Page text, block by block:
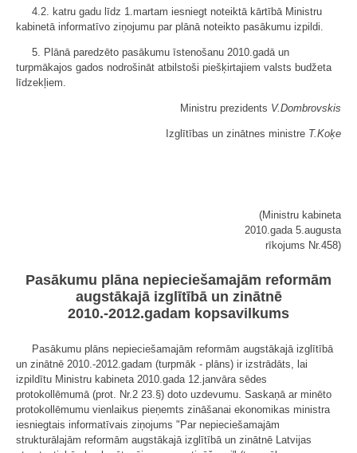
4.2. katru gadu līdz 1.martam iesniegt noteiktā kārtībā Ministru
kabinetā informatīvo ziņojumu par plānā noteikto pasākumu izpildi.
5. Plānā paredzēto pasākumu īstenošanu 2010.gadā un
turpmākajos gados nodrošināt atbilstoši piešķirtajiem valsts budžeta
līdzekļiem.
Ministru prezidents V.Dombrovskis
Izglītības un zinātnes ministre T.Koķe
(Ministru kabineta
2010.gada 5.augusta
rīkojums Nr.458)
Pasākumu plāna nepieciešamajām reformām
augstākajā izglītībā un zinātnē
2010.-2012.gadam kopsavilkums
Pasākumu plāns nepieciešamajām reformām augstākajā izglītībā
un zinātnē 2010.-2012.gadam (turpmāk - plāns) ir izstrādāts, lai
izpildītu Ministru kabineta 2010.gada 12.janvāra sēdes
protokollēmumā (prot. Nr.2 23.§) doto uzdevumu. Saskaņā ar minēto
protokollēmumu vienlaikus pieņemts zināšanai ekonomikas ministra
iesniegtais informatīvais ziņojums "Par nepieciešamajām
strukturālajām reformām augstākajā izglītībā un zinātnē Latvijas